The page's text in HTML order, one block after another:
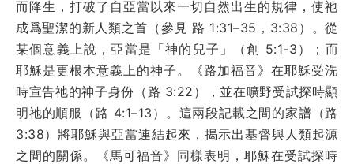
而降生，打破了自亞當以來一切自然出生的規律，使祂
成爲聖潔的新人類之首（參見 路 1:31–35，3:38）。從
某個意義上說，亞當是「神的兒子」（創 5:1-3）；而
耶穌是更根本意義上的神子。《路加福音》在耶穌受洗
時宣告祂的神子身份（路 3:22），並在曠野受試探時顯
明祂的順服（路 4:1–13）。這兩段記載之間的家譜（路
3:38）將耶穌與亞當連結起來，揭示出基督與人類起源
之間的關係。《馬可福音》同樣表明，耶穌在受試探時